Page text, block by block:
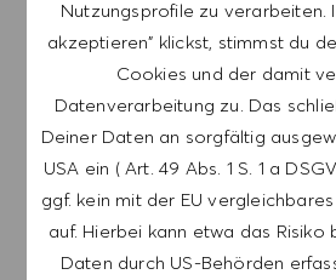
Nutzungsprofile zu verarbeiten.
akzeptieren" klickst, stimmst du
Cookies und der damit
Datenverarbeitung zu. Das
Deiner Daten an sorgfältig
USA ein ( Art. 49 Abs. 1 S. 1 a
ggf. kein mit der EU
auf. Hierbei kann etwa das Risiko
Daten durch US-Behörden
You'll get emailsRequired
JOB-ALERT
ALERTS